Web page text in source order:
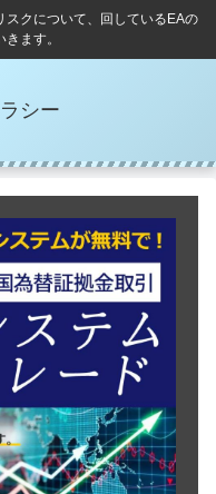
スクについて、回しているEAの
ます。
シー